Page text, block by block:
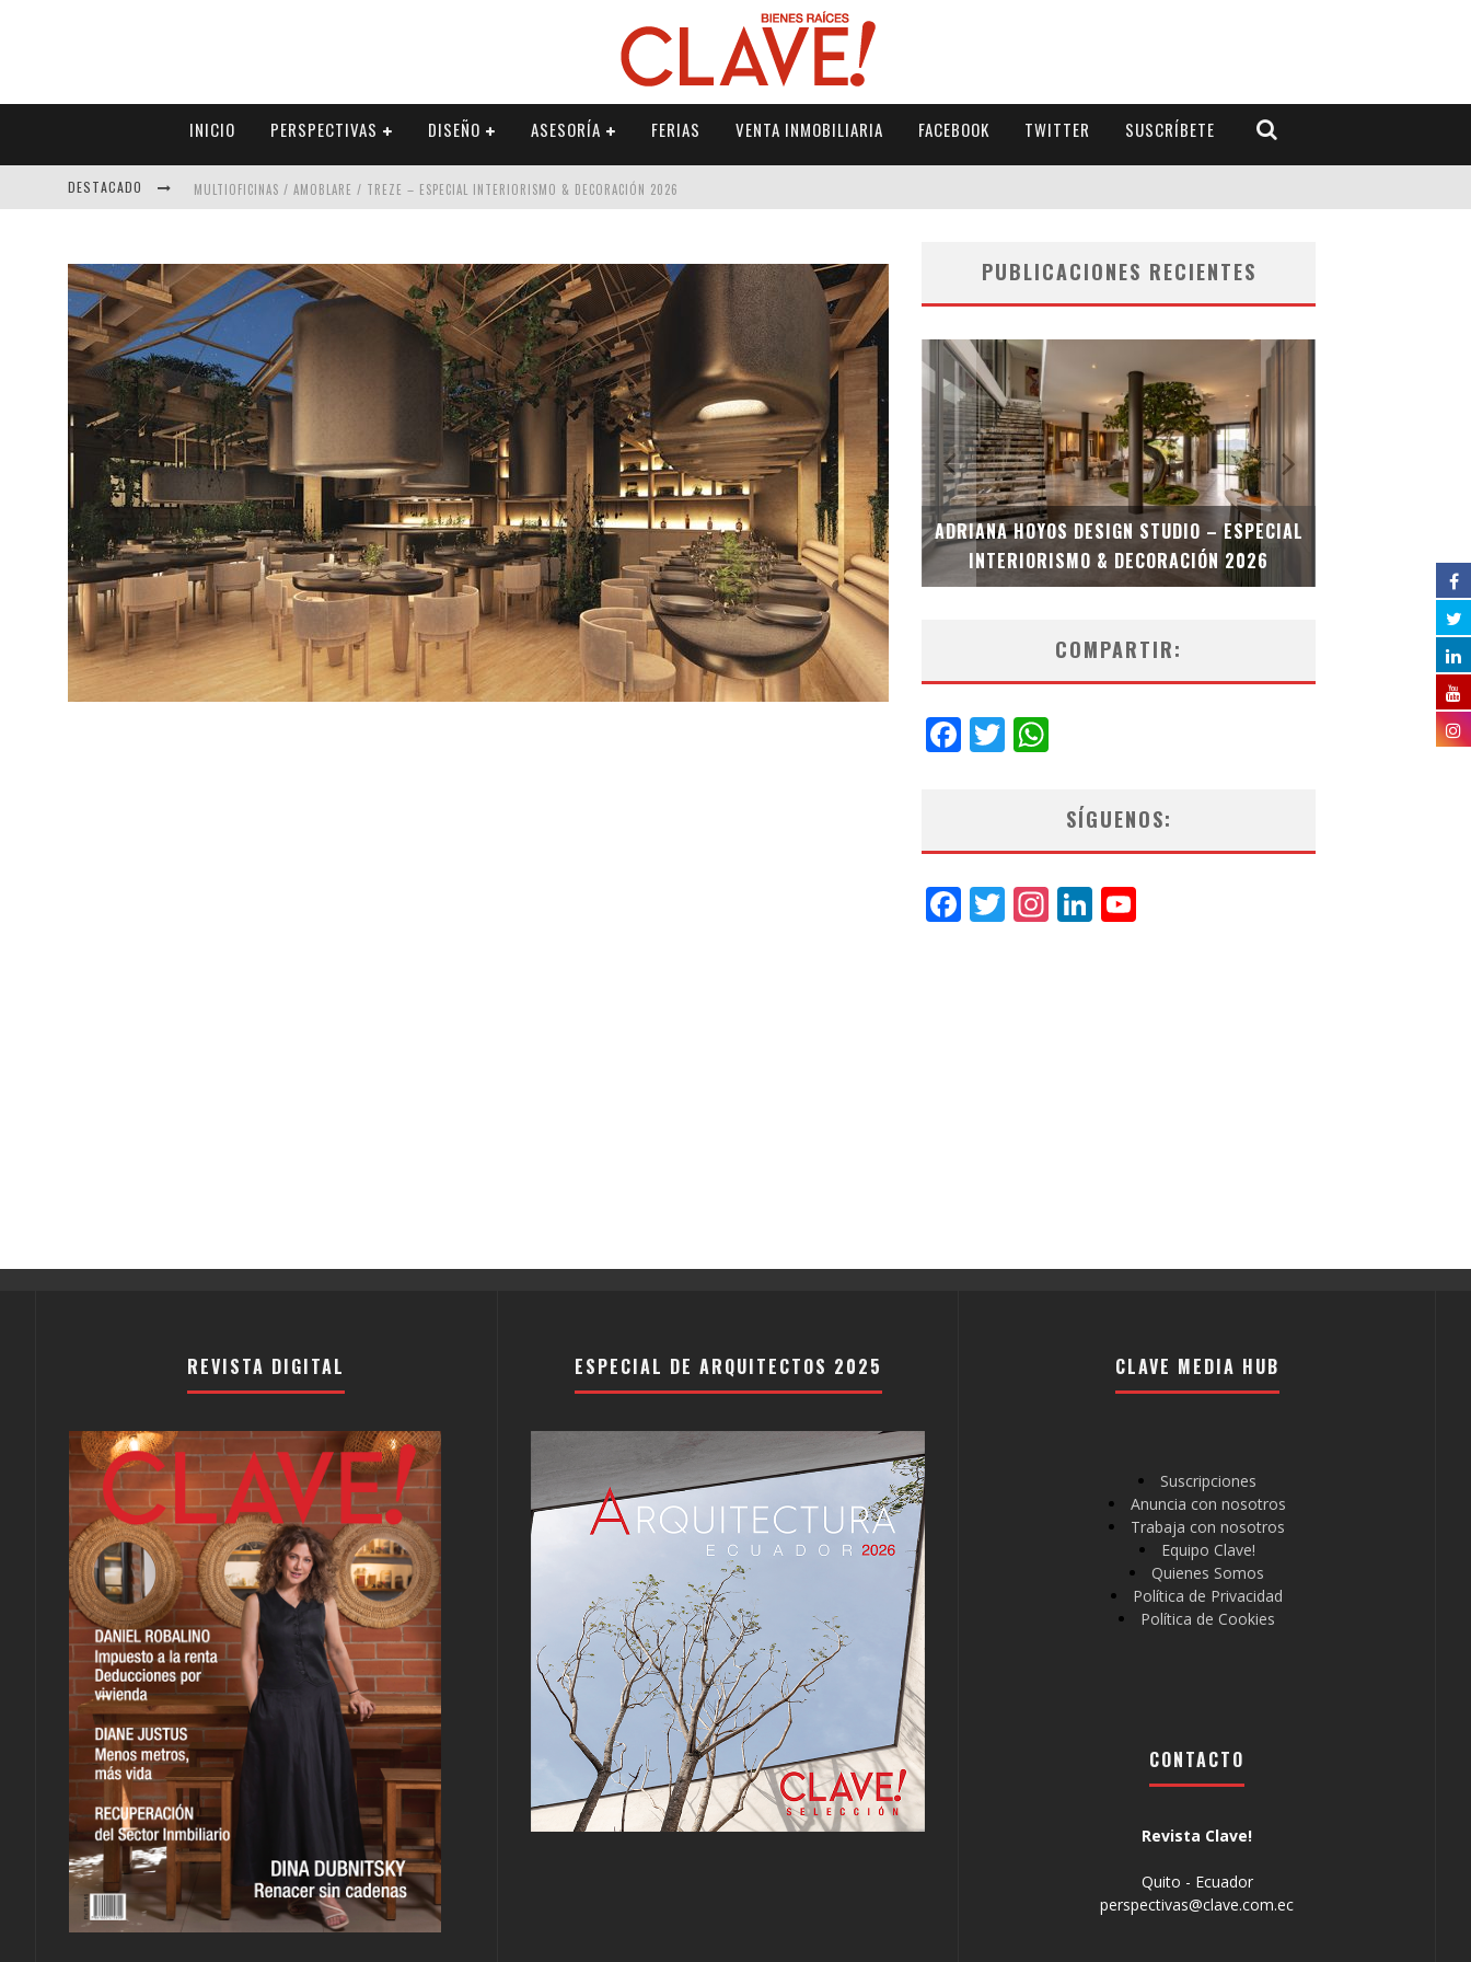
INICIO PERSPECTIVAS DISEÑO ASESORÍA FERIAS VENTA INMOBILIARIA FACEBOOK TWITTER SUSCRÍBETE
DESTACADO MULTIOFICINAS / AMOBLARE / TREZE – ESPECIAL INTERIORISMO & DECORACIÓN 2026
COLINEAL – ESPECIAL INTERIORISMO & DECORACIÓN 2026
ADRIANA HOYOS DESIGN STUDIO – ESPECIAL INTERIORISMO & DECORACIÓN 2026
PUBLICACIONES RECIENTES
MUBB DESIGN STUDIO – ESPECIAL
INTERIORISMO & DECORACIÓN 2026
ADRIANA HOYOS DESIGN STUDIO – ESPECIAL
INTERIORISMO & DECORACIÓN 2026
COMPARTIR:
Facebook
Twitter
SÍGUENOS:
Facebook
Twitter
Instagram
LinkedIn
REVISTA DIGITAL ESPECIAL DE ARQUITECTOS 2025 CLAVE MEDIA HUB
Suscripciones
Anuncia con nosotros
Trabaja con nosotros
Equipo Clave!
Quienes Somos
Política de Privacidad
Política de Cookies
CONTACTO
Revista Clave!
Quito - Ecuador
perspectivas@clave.com.ec